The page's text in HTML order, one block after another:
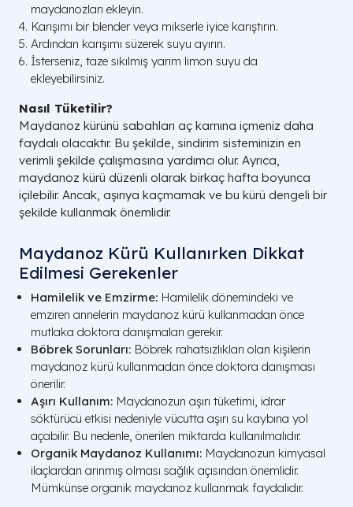
maydanozları ekleyin.
Karışımı bir blender veya mikserle iyice karıştırın.
Ardından karışımı süzerek suyu ayırın.
İsterseniz, taze sıkılmış yarım limon suyu da
ekleyebilirsiniz.
Nasıl Tüketilir?
Maydanoz kürünü sabahları aç karnına içmeniz daha
faydalı olacaktır. Bu şekilde, sindirim sisteminizin en
verimli şekilde çalışmasına yardımcı olur. Ayrıca,
maydanoz kürü düzenli olarak birkaç hafta boyunca
içilebilir. Ancak, aşırıya kaçmamak ve bu kürü dengeli bir
şekilde kullanmak önemlidir.
Maydanoz Kürü Kullanırken Dikkat
Edilmesi Gerekenler
Hamilelik ve Emzirme: Hamilelik dönemindeki ve
emziren annelerin maydanoz kürü kullanmadan önce
mutlaka doktora danışmaları gerekir.
Böbrek Sorunları: Böbrek rahatsızlıkları olan kişilerin
maydanoz kürü kullanmadan önce doktora danışması
önerilir.
Aşırı Kullanım: Maydanozun aşırı tüketimi, idrar
söktürücü etkisi nedeniyle vücutta aşırı su kaybına yol
açabilir. Bu nedenle, önerilen miktarda kullanılmalıdır.
Organik Maydanoz Kullanımı: Maydanozun kimyasal
ilaçlardan arınmış olması sağlık açısından önemlidir.
Mümkünse organik maydanoz kullanmak faydalıdır.